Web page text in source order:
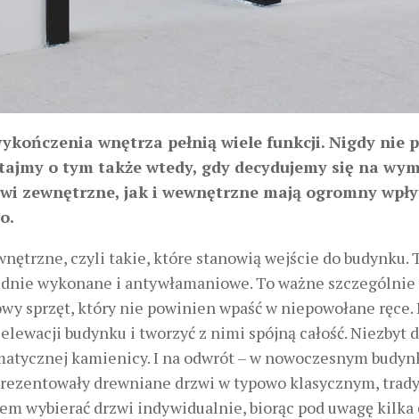
wnętrza pełnią wiele funkcji. Nigdy nie
o tym także wtedy, gdy decydujemy się na
zewnętrzne, jak i wewnętrzne mają ogromny
czyli takie, które stanowią wejście do budynku.
wykonane i antywłamaniowe. To ważne szczególnie
sprzęt, który nie powinien wpaść w niepowołane
budynku i tworzyć z nimi spójną całość. Niezbyt
kamienicy. I na odwrót – w nowoczesnym
drewniane drzwi w typowo klasycznym,
wybierać drzwi indywidualnie, biorąc pod uwagę